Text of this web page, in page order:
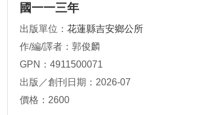
國一一三年
出版單位： 花蓮縣吉安鄉公所
作/編/譯者：郭俊麟
GPN：4911500071
出版／創刊日期：2026-07
價格：2600